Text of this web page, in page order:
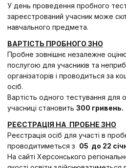
У день проведення пробного
зареєстрований учасник може
навчального предмета.
ВАРТІСТЬ ПРОБНОГО ЗНО
Пробне зовнішнє незалежне
послугою для учасників та
організаторів і проводиться за
осіб.
Вартість одного тестування для
учасниці становить 300 гривень.
РЕЄСТРАЦІЯ НА ПРОБНЕ ЗНО
Реєстрація осіб для участі в
проводитиметься з 05 до 22
На сайті Херсонського